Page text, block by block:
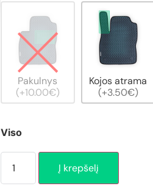
Pakulnys
(+10.00€)
Kojos atrama
(+3.50€)
Viso
Į krepšelį